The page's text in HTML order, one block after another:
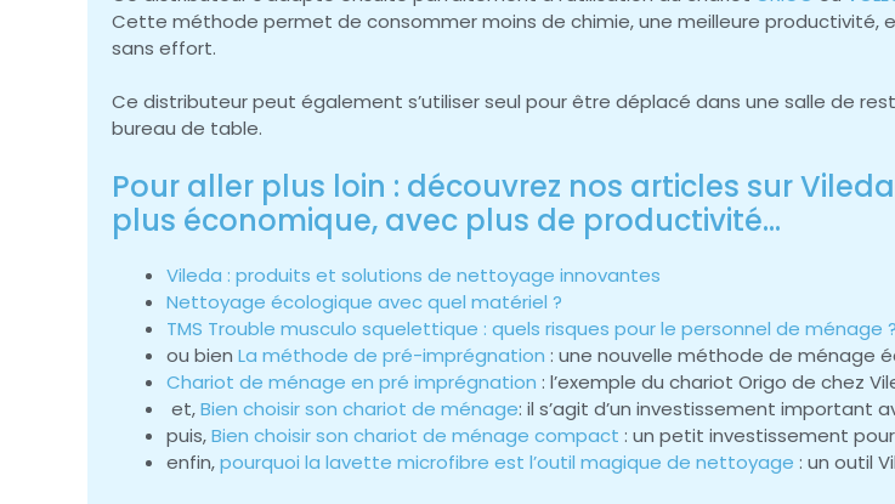
Cette méthode permet de consommer moins de chimie, une meilleure
sans effort.
Ce distributeur peut également s’utiliser seul pour être déplacé dans une salle de
bureau de table.
Pour aller plus loin : découvrez nos articles sur
plus économique, avec plus de productivité…
Vileda : produits et solutions de nettoyage innovantes
Nettoyage écologique avec quel matériel ?
TMS Trouble musculo squelettique : quels risques pour le personnel de ménage ?
ou bien La méthode de pré-imprégnation : une nouvelle méthode de ménage
Chariot de ménage en pré imprégnation : l’exemple du chariot Origo de chez
et,Bien choisir son chariot de ménage: il s’agit d’un investissement
puis,Bien choisir son chariot de ménage compact : un petit investissement
enfin,pourquoi la lavette microfibre est l’outil magique de nettoyage : un outil